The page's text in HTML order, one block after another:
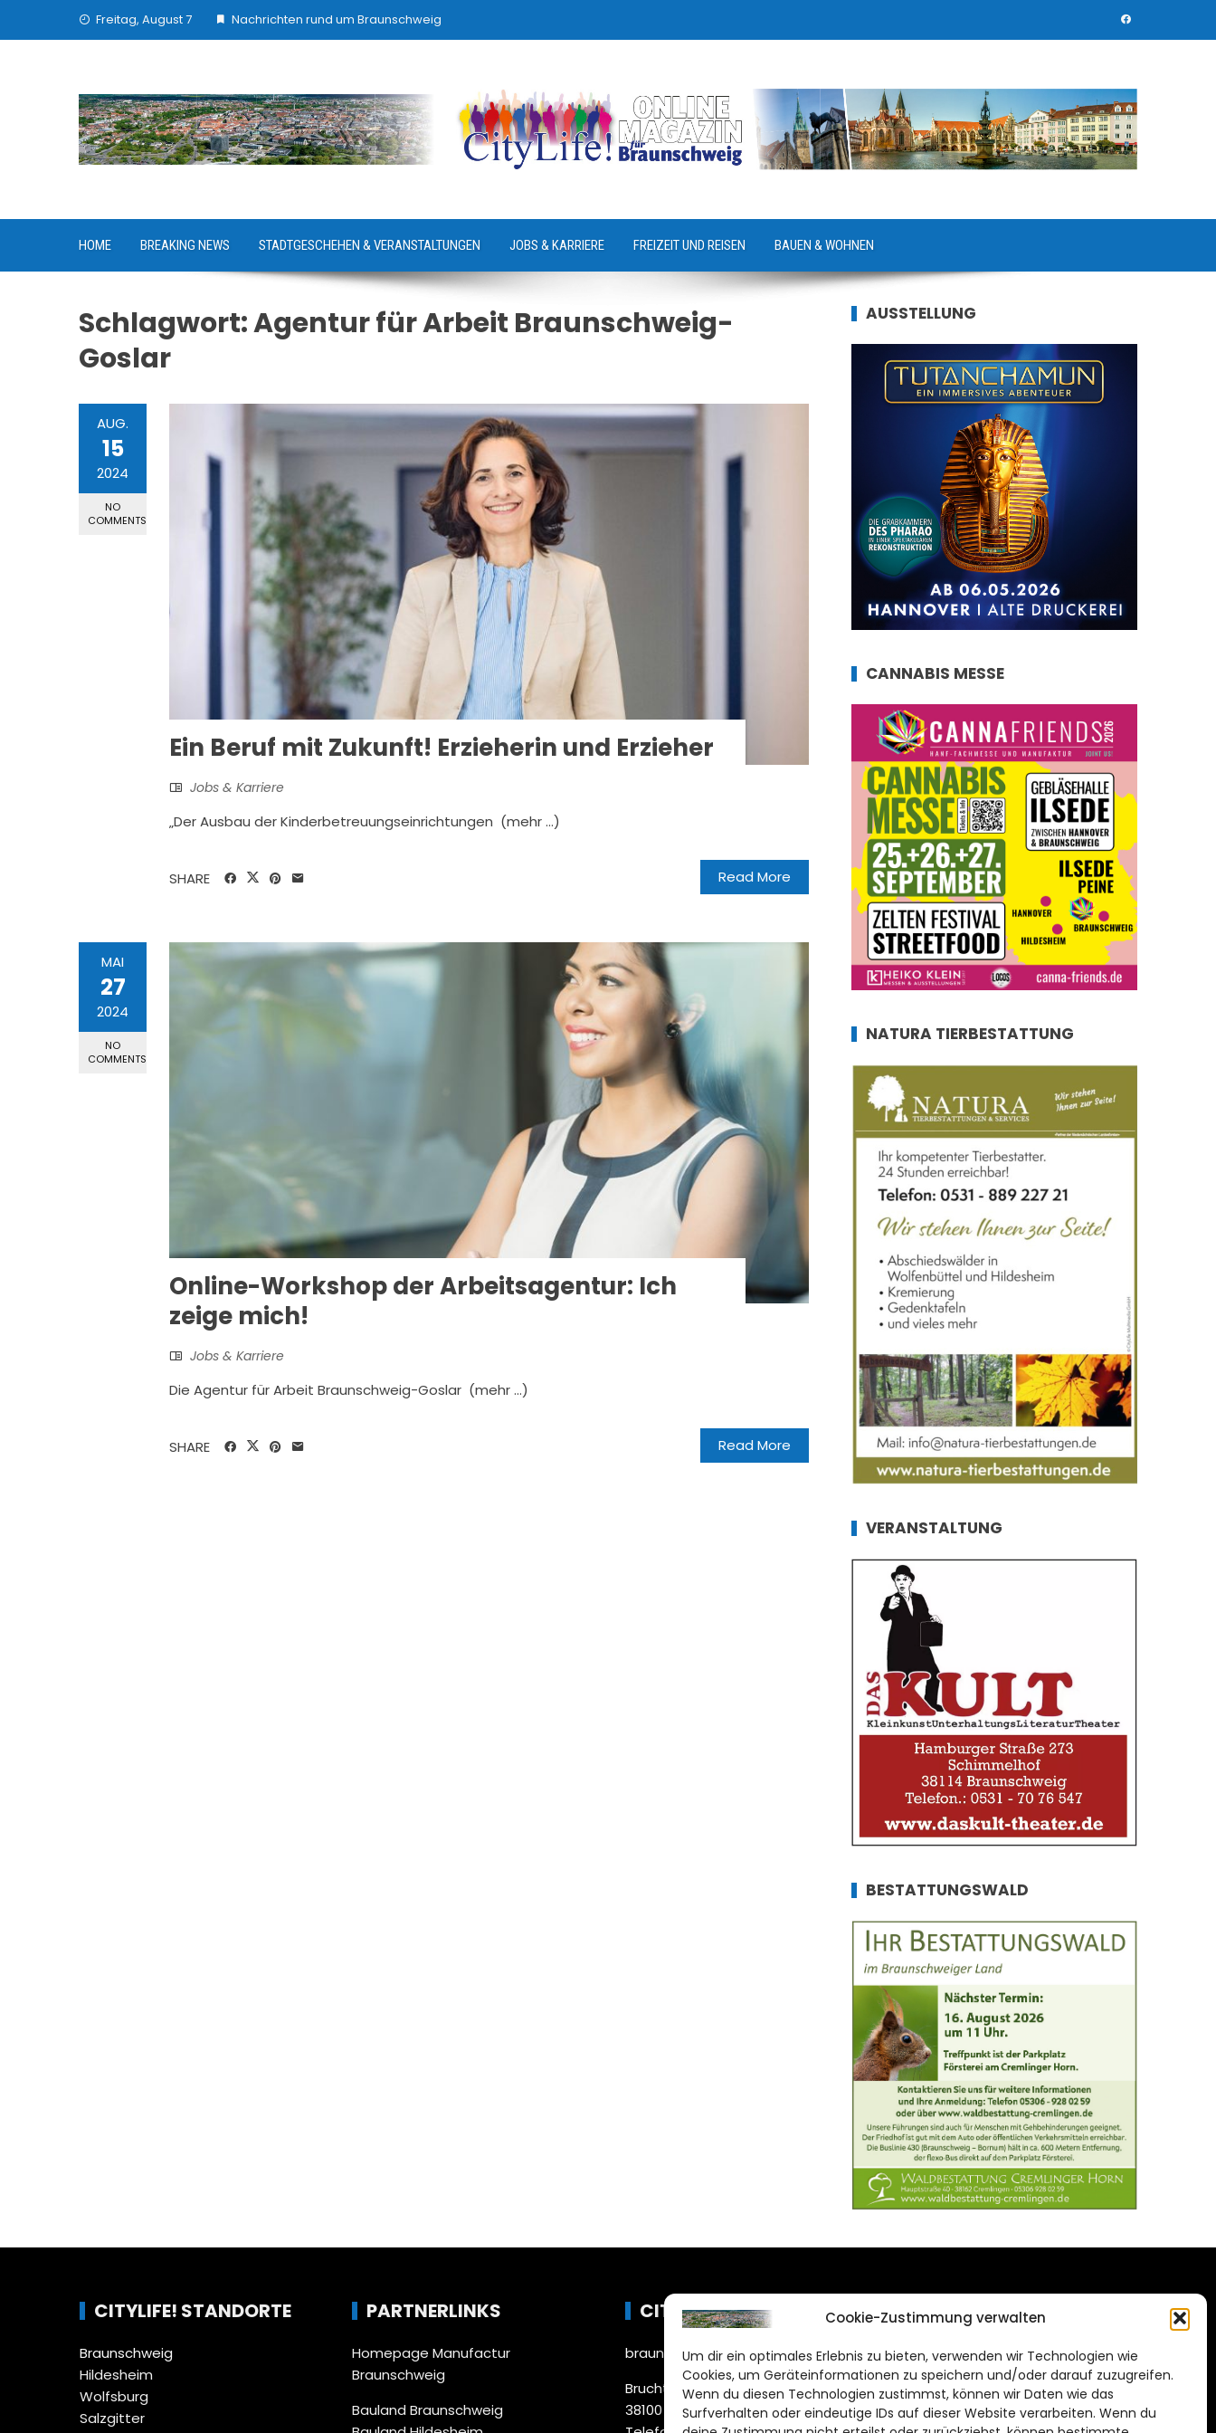
Cookie-Zustimmung verwalten
Um dir ein optimales Erlebnis zu bieten, verwenden wir Technologien wie
Cookies, um Geräteinformationen zu speichern und/oder darauf zuzugreifen.
Wenn du diesen Technologien zustimmst, können wir Daten wie das
Surfverhalten oder eindeutige IDs auf dieser Website verarbeiten. Wenn du
Freitag, August 7 Nachrichten rund um Braunschweig
HOME BREAKING NEWS STADTGESCHEHEN & VERANSTALTUNGEN JOBS & KARRIERE FREIZEIT UND REISEN BAUEN & WOHNEN
Schlagwort:Agentur für Arbeit Braunschweig-
Goslar
AUG.
15
2024
NO
COMMENTS
Ein Beruf mit Zukunft! Erzieherin und Erzieher
Jobs & Karriere
„Der Ausbau der Kinderbetreuungseinrichtungen (mehr …)
Read More
SHARE
MAI
27
2024
NO
COMMENTS
Online-Workshop der Arbeitsagentur: Ich
zeige mich!
Jobs & Karriere
Die Agentur für Arbeit Braunschweig-Goslar (mehr …)
Read More
SHARE
AUSSTELLUNG
CANNABIS MESSE
NATURA TIERBESTATTUNG
VERANSTALTUNG
BESTATTUNGSWALD
CITYLIFE! STANDORTE
Braunschweig
Hildesheim
Wolfsburg
Salzgitter
PARTNERLINKS
Homepage Manufactur
Braunschweig
Bauland Braunschweig
CITYLIFE!
braunschweig@citylifemedien.de
Bruchtorwall 12
38100 Braunschweig
DAS STADTMAGAZIN
FÜR BRAUNSCHWEIG
Impressum
Datenschutzerklärung
Cookie Richtlinie